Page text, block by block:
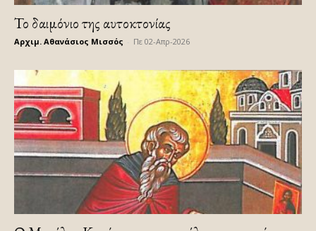
Το δαιμόνιο της αυτοκτονίας
Αρχιμ. Αθανάσιος Μισσός Πε 02-Απρ-2026